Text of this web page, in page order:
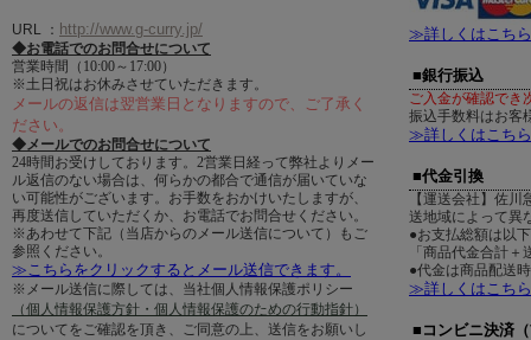
URL ： http://www.g-curry.jp/
◆お電話でのお問合せについて
営業時間（10:00～17:00）
※土日祝はお休みさせていただきます。
メールの返信は翌営業日となりますので、ご了承く
ださい。
◆メールでのお問合せについて
24時間お受けしております。2営業日経って弊社よりメー
ル返信のない場合は、何らかの都合で通信が届いていな
い可能性がございます。お手数をおかけいたしますが、
再度送信していただくか、お電話でお問合せください。
※あわせて下記（当店からのメール送信について）もご
参照ください。
≫こちらをクリックするとメール送信できます。
※メール送信に際しては、当社個人情報保護ポリシー
（個人情報保護方針・個人情報保護のための行動指針）
についてをご確認を頂き、ご同意の上、送信をお願いし
≫詳しくはこち
■銀行振込
ご入金が確認でき
振込手数料はお客
≫詳しくはこち
■代金引換
【運送会社】佐
送地域によって異
●お支払総額は以
「商品代金合計
●代金は商品配送
≫詳しくはこち
■コンビニ決済